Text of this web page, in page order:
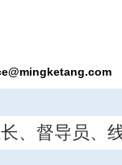
、督导员、